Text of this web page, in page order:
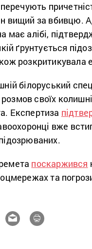
вищий за вбивцю.
має алібі,
ґрунтується
розкритикувала
білоруський
своїх
Експертиза
вже
поскаржився
та